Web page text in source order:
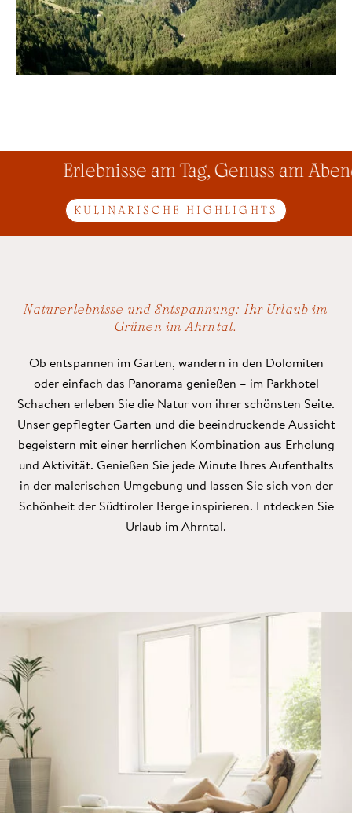
Erlebnisse am Tag, Genuss am
KULINARISCHE HIGHLIGHTS
Naturerlebnisse und Entspannung: Ihr Urlaub im
Grünen im Ahrntal.
Ob entspannen im Garten, wandern in den Dolomiten
oder einfach das Panorama genießen – im Parkhotel
Schachen erleben Sie die Natur von ihrer schönsten Seite.
Unser gepflegter Garten und die beeindruckende Aussicht
begeistern mit einer herrlichen Kombination aus Erholung
und Aktivität. Genießen Sie jede Minute Ihres Aufenthalts
in der malerischen Umgebung und lassen Sie sich von der
Schönheit der Südtiroler Berge inspirieren. Entdecken Sie
Urlaub im Ahrntal.